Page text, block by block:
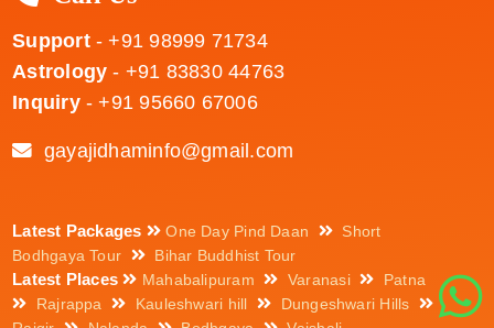
Support- +91 98999 71734
Astrology - +91 83830 44763
Inquiry- +91 95660 67006
gayajidhaminfo@gmail.com
Latest Packages One Day Pind Daan
Short
Bodhgaya Tour
Bihar Buddhist Tour
Latest Places Mahabalipuram Varanasi
Patna
Rajrappa
Kauleshwari hill
Dungeshwari Hills